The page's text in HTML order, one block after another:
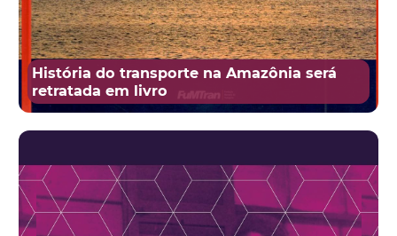
História do transporte na Amazônia será
retratada em livro